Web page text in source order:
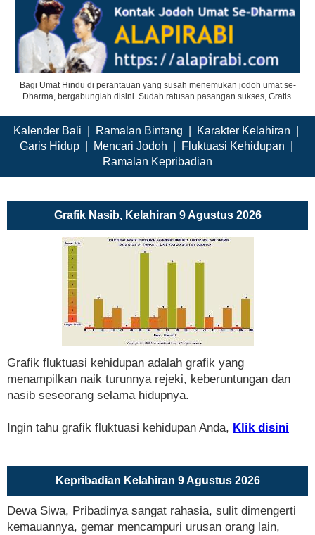
Bagi Umat Hindu di perantauan yang susah menemukan jodoh umat se-
Dharma, bergabunglah disini. Sudah ratusan pasangan sukses, Gratis.
Kalender Bali Ramalan Bintang Karakter Kelahiran
Garis Hidup| Mencari Jodoh Fluktuasi Kehidupan
Ramalan Kepribadian
Grafik Nasib, Kelahiran 9 Agustus 2026
Grafik fluktuasi kehidupan adalah grafik yang
menampilkan naik turunnya rejeki, keberuntungan dan
nasib seseorang selama hidupnya.
Ingin tahu grafik fluktuasi kehidupan Anda, Klik disini
Kepribadian Kelahiran 9 Agustus 2026
Dewa Siwa, Pribadinya sangat rahasia, sulit dimengerti
kemauannya, gemar mencampuri urusan orang lain,